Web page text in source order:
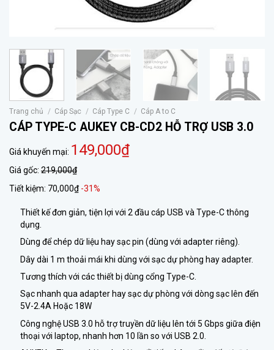
Trang chủ / Cáp Sạc / Cáp Type C / Cáp A to C
CÁP TYPE-C AUKEY CB-CD2 HỖ TRỢ USB 3.0
Giá khuyến mại: 149,000₫
Giá gốc: 219,000₫
Tiết kiệm: 70,000₫ -31%
Thiết kế đơn giản, tiện lợi với 2 đầu cáp USB và Type-C thông
dụng.
Dùng để chép dữ liệu hay sạc pin (dùng với adapter riêng).
Dây dài 1 m thoải mái khi dùng với sạc dự phòng hay adapter.
Tương thích với các thiết bị dùng cổng Type-C.
Sạc nhanh qua adapter hay sạc dự phòng với dòng sạc lên đến
5V-2.4A Hoặc 18W
Công nghệ USB 3.0 hỗ trợ truyền dữ liệu lên tới 5 Gbps giữa điện
thoại với laptop, nhanh hơn 10 lần so với USB 2.0.